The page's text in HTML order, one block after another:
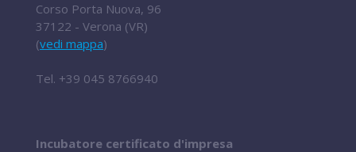
Corso Porta Nuova, 96
37122 - Verona (VR)
(vedi mappa)
Tel. +39 045 8766940
Incubatore certificato d'impresa